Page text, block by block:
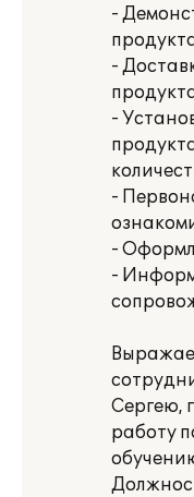
-
-
-
-
-
-
Сергею,
работу